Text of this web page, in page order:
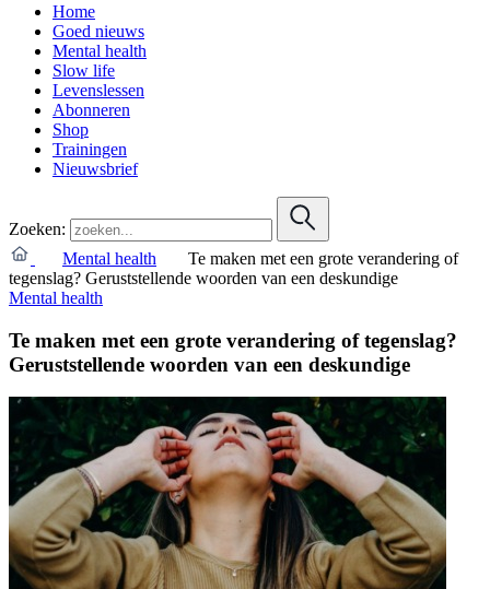
Home
Goed nieuws
Mental health
Slow life
Levenslessen
Abonneren
Shop
Trainingen
Nieuwsbrief
Zoeken:
Mental health
Te maken met een grote verandering of
tegenslag? Geruststellende woorden van een deskundige
Mental health
Te maken met een grote verandering of tegenslag?
Geruststellende woorden van een deskundige